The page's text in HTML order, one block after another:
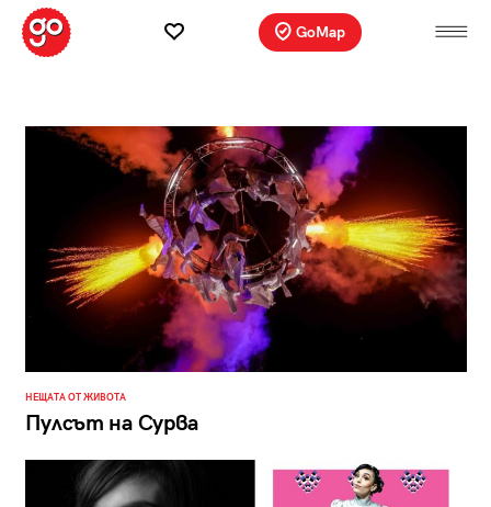
GoMap
НЕЩАТА ОТ ЖИВОТА
Пулсът на Сурва